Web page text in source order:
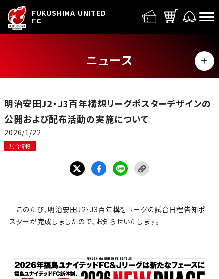
FUKUSHIMA UNITED
FC
ニュース
MENU
イベント
チケット
農業部
明治安田J2・J3百年構想リーグポスターデザインの
公開および配布活動の実施について
2026/1/22
試合情報
このたび、明治安田J2・J3百年構想リーグの試合日程告知ポ
スターが完成しましたので、お知らせいたします。